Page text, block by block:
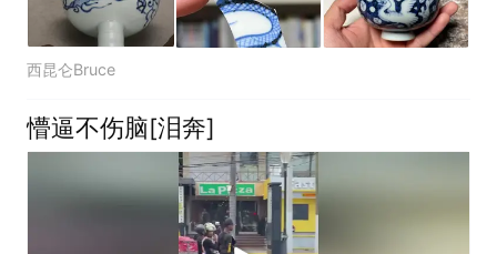
西昆仑Bruce
懵逼不伤脑[泪奔]